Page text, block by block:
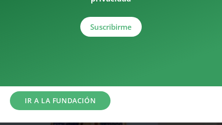
privacidad
Suscribirme
IR A LA FUNDACIÓN